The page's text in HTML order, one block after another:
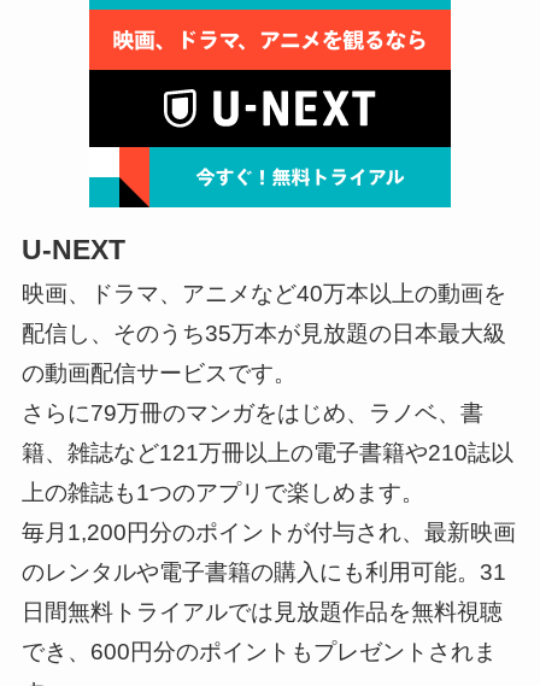
U-NEXT
映画、ドラマ、アニメなど40万本以上の動画を
配信し、そのうち35万本が見放題の日本最大級
の動画配信サービスです。
さらに79万冊のマンガをはじめ、ラノベ、書
籍、雑誌など121万冊以上の電子書籍や210誌以
上の雑誌も1つのアプリで楽しめます。
毎月1,200円分のポイントが付与され、最新映画
のレンタルや電子書籍の購入にも利用可能。31
日間無料トライアルでは見放題作品を無料視聴
でき、600円分のポイントもプレゼントされま